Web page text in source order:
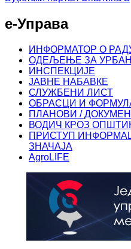
е-Управа
ИНФОРМАТОР О
ОДЕЉЕЊЕ ЗА
ИНСПЕКЦИЈЕ
ЈАВНЕ НАБАВКЕ
СЛУЖБЕНИ ЛИСТ
ОБРАСЦИ И
ПЛАНОВИ /
ВОДИЧ КРОЗ
ПРИСТУП
ЗНАЧАЈА
AgroLIFE